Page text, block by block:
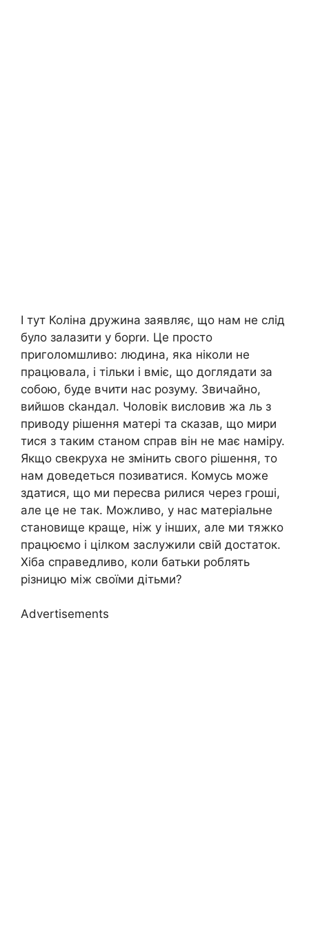
І тут Коліна дружина заявляє, що нам не слід
було залазити у борrи. Це просто
приголомшливо: людина, яка ніколи не
працювала, і тільки і вміє, що доглядати за
собою, буде вчити нас розуму. Звичайно,
вийшов сkандал. Чоловік висловив жа ль з
приводу рішення матері та сказав, що мири
тися з таким станом справ він не має наміру.
Якщо свекруха не змінить свого рішення, то
нам доведеться позиватися. Комусь може
здатися, що ми пересва рилися через гроші,
але це не так. Можливо, у нас матеріальне
становище краще, ніж у інших, але ми тяжко
працюємо і цілком заслужили свій достаток.
Хіба справедливо, коли батьки роблять
різницю між своїми дітьми?
Advertisements